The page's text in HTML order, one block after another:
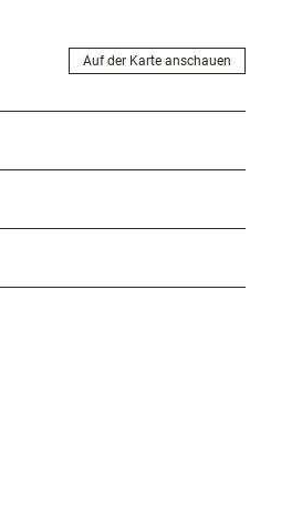
Auf der Karte anschauen